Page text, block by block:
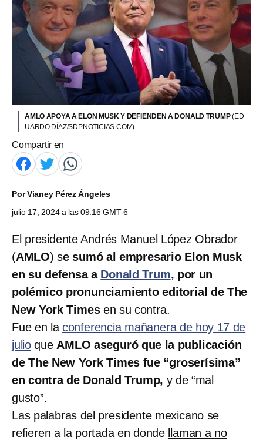
AMLO APOYA A ELON MUSK Y DEFIENDEN A DONALD TRUMP(ED
UARDO DÍAZ/SDPNOTICIAS.COM)
Compartir en
PorVianey Pérez Ángeles
julio 17, 2024 a las 09:16 GMT-6
El presidente Andrés Manuel López Obrador
(AMLO) se sumó al empresario Elon Musk
en su defensa a Donald Trum, por un
polémico pronunciamiento editorial de The
New York Times en su contra.
Fue en la conferencia mañanera de hoy 17 de
julio que AMLO aseguró que la publicación
de The New York Times fue “groserísima”
en contra de Donald Trump, y de “mal
gusto”.
Las palabras del presidente mexicano se
refieren a la portada en donde llaman a no